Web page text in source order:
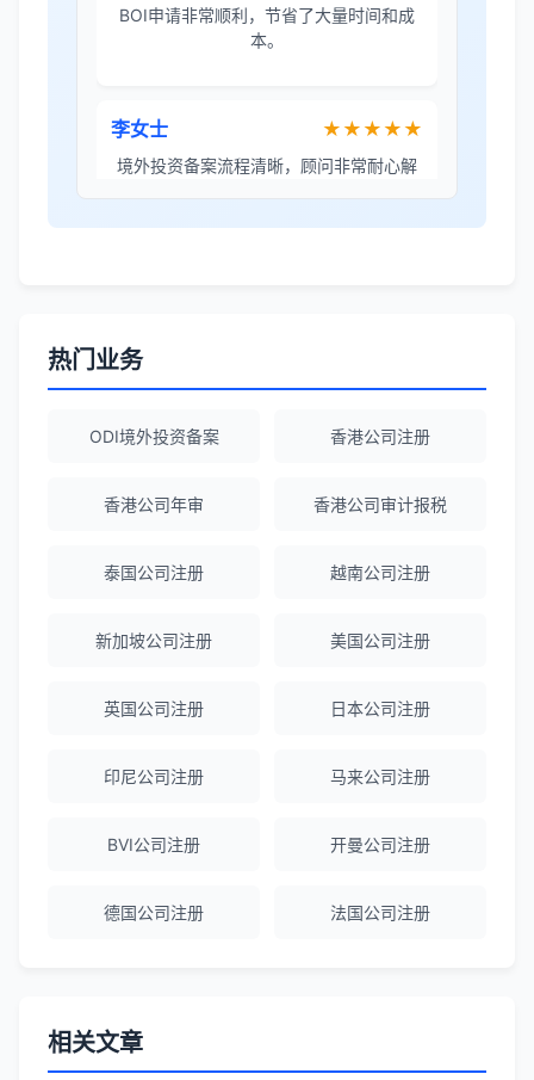
BOI申请非常顺利，节省了大量时间和成
本。
李女士 ★★★★★
境外投资备案流程清晰，顾问非常耐心解
陈经理 ★★★★★
Emma Zhang ★★★★★
越南公司注册全程指导，文件准备非常专
泰国公司注册和银行开户服务高效，推
刘总
泰国BOI申请+建厂规划一站式服务，完
热门业务
ODI境外投资备案 香港公司注册
香港公司年审 香港公司审计报税
泰国公司注册 越南公司注册
新加坡公司注册 美国公司注册
英国公司注册 日本公司注册
印尼公司注册 马来公司注册
BVI公司注册 开曼公司注册
德国公司注册 法国公司注册
相关文章